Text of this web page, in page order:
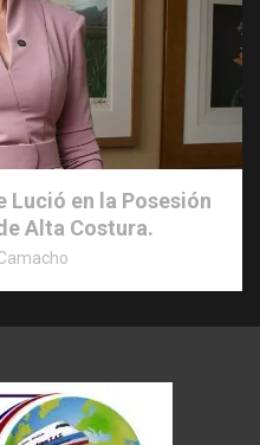
Lució en la Posesión
Alta Costura.